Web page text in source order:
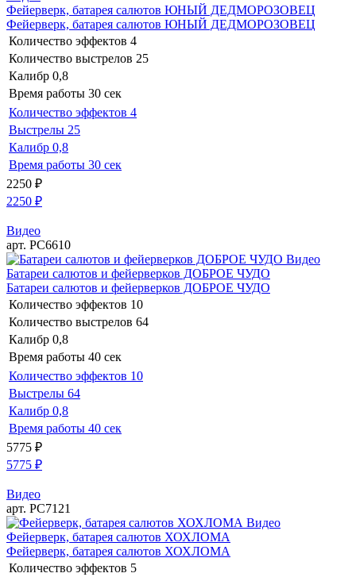
Фейерверк, батарея салютов ЮНЫЙ ДЕДМОРОЗОВЕЦ
Фейерверк, батарея салютов ЮНЫЙ ДЕДМОРОЗОВЕЦ
Количество эффектов 4
Количество выстрелов 25
Калибр 0,8
Время работы 30 сек
Количество эффектов 4
Выстрелы 25
Калибр 0,8
Время работы 30 сек
2250 ₽
2250 ₽
Видео
арт. РС6610
Видео
Батареи салютов и фейерверков ДОБРОЕ ЧУДО
Батареи салютов и фейерверков ДОБРОЕ ЧУДО
Количество эффектов 10
Количество выстрелов 64
Калибр 0,8
Время работы 40 сек
Количество эффектов 10
Выстрелы 64
Калибр 0,8
Время работы 40 сек
5775 ₽
5775 ₽
Видео
арт. РС7121
Видео
Фейерверк, батарея салютов ХОХЛОМА
Фейерверк, батарея салютов ХОХЛОМА
Количество эффектов 5